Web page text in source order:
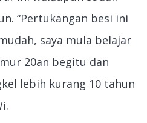
“Pertukangan besi ini
saya mula belajar
20an begitu dan
lebih kurang 10 tahun